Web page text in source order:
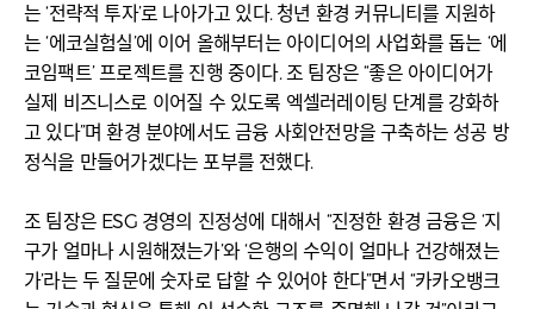
는 ‘전략적 투자’로 나아가고 있다. 청년 환경 커뮤니티를 지원하
는 ‘에코실험실’에 이어 올해부터는 아이디어의 사업화를 돕는 ‘에
코임팩트’ 프로젝트를 진행 중이다. 조 팀장은 “좋은 아이디어가
실제 비즈니스로 이어질 수 있도록 엑셀러레이팅 단계를 강화하
고 있다”며 환경 분야에서도 금융 사회안전망을 구축하는 성공 방
정식을 만들어가겠다는 포부를 전했다.
조 팀장은 ESG 경영의 진정성에 대해서 “진정한 환경 금융은 ‘지
구가 얼마나 시원해졌는가’와 ‘은행의 수익이 얼마나 건강해졌는
가’라는 두 질문에 숫자로 답할 수 있어야 한다”면서 “카카오뱅크